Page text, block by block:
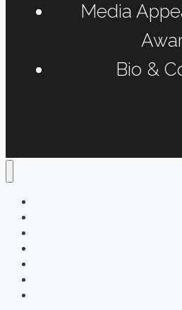
Media
Bio &